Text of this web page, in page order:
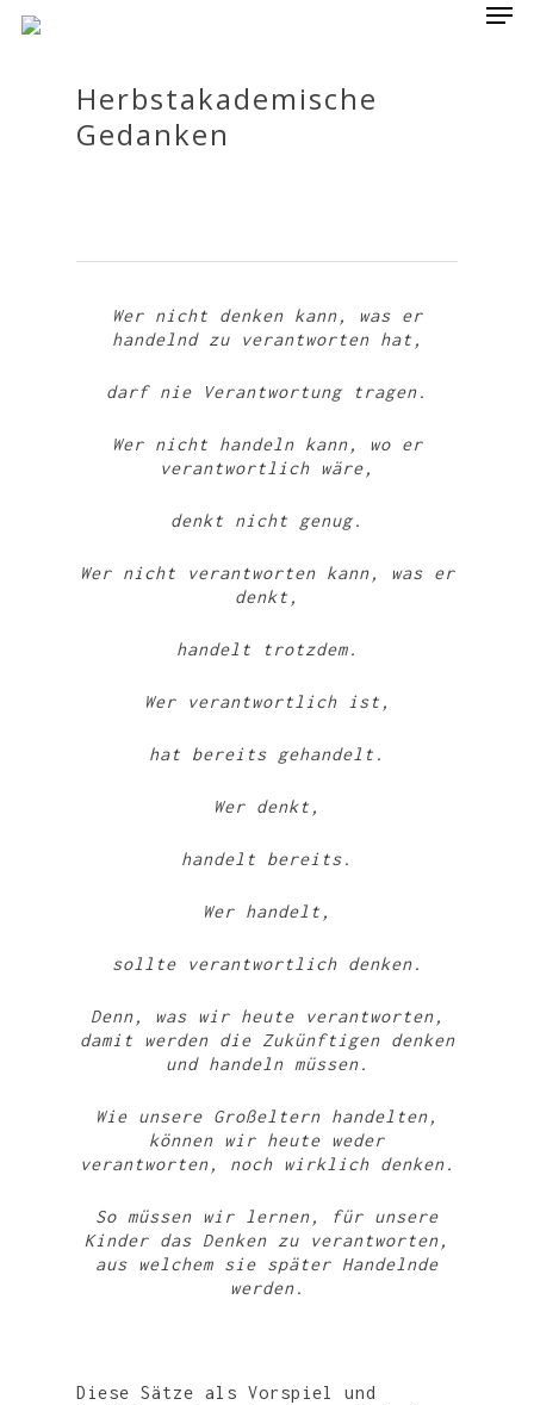
Herbstakademische
Gedanken
Wer nicht denken kann, was er
handelnd zu verantworten hat,
darf nie Verantwortung tragen.
Wer nicht handeln kann, wo er
verantwortlich wäre,
denkt nicht genug.
Wer nicht verantworten kann, was er
denkt,
handelt trotzdem.
Wer verantwortlich ist,
hat bereits gehandelt.
Wer denkt,
handelt bereits.
Wer handelt,
sollte verantwortlich denken.
Denn, was wir heute verantworten,
damit werden die Zukünftigen denken
und handeln müssen.
Wie unsere Großeltern handelten,
können wir heute weder
verantworten, noch wirklich denken.
So müssen wir lernen, für unsere
Kinder das Denken zu verantworten,
aus welchem sie später Handelnde
werden.
Diese Sätze als Vorspiel und